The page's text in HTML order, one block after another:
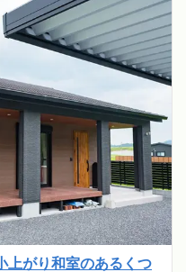
上がり和室のあるくつ